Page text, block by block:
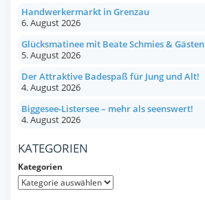
Handwerkermarkt in Grenzau
6. August 2026
Glücksmatinee mit Beate Schmies & Gästen
5. August 2026
Der Attraktive Badespaß für Jung und Alt!
4. August 2026
Biggesee-Listersee – mehr als seenswert!
4. August 2026
KATEGORIEN
Kategorien